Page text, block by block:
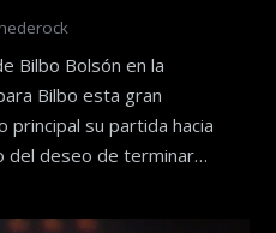
Bilbo Bolsón en la
Bilbo esta gran
su partida hacia
del deseo de terminar…